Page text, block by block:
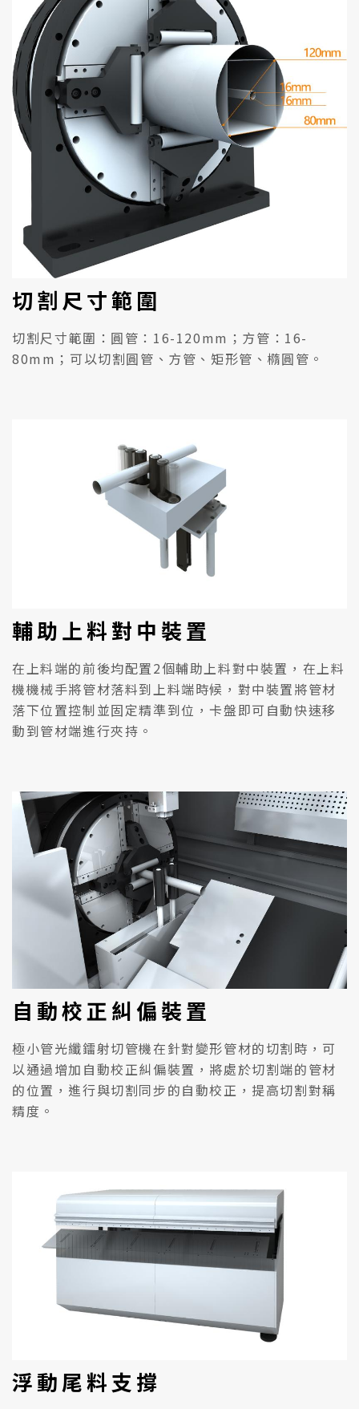
切割尺寸範圍
切割尺寸範圍：圓管：16-120mm；方管：16-
80mm；可以切割圓管、方管、矩形管、橢圓管。
輔助上料對中裝置
在上料端的前後均配置2個輔助上料對中裝置，在上料
機機械手將管材落料到上料端時候，對中裝置將管材
落下位置控制並固定精準到位，卡盤即可自動快速移
動到管材端進行夾持。
自動校正糾偏裝置
極小管光纖鐳射切管機在針對變形管材的切割時，可
以通過增加自動校正糾偏裝置，將處於切割端的管材
的位置，進行與切割同步的自動校正，提高切割對稱
精度。
浮動尾料支撐